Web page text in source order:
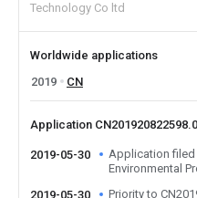
Technology Co ltd
Worldwide applications
2019
CN
Application
2019-05-30
Application filed
Environmental
2019-05-30
Priority to